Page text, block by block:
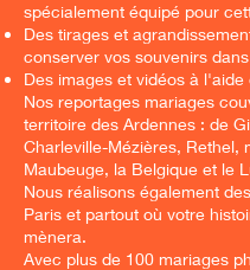
spécialement équipé pour
Des tirages et
conserver vos souvenirs
Des images et vidéos à
Nos reportages mariages
territoire des Ardennes : de
Charleville-Mézières, Rethel,
Maubeuge, la Belgique et le
Nous réalisons également
Paris et partout où votre
mènera.
Avec plus de 100 mariages